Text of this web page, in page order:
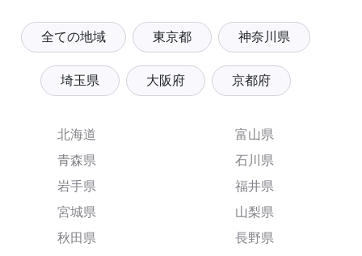
全ての地域 東京都 神奈川県
埼玉県 大阪府 京都府
北海道
青森県
岩手県
宮城県
秋田県
富山県
石川県
福井県
山梨県
長野県